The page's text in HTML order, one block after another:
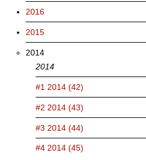
2016
2015
2014
2014
#1 2014 (42)
#2 2014 (43)
#3 2014 (44)
#4 2014 (45)